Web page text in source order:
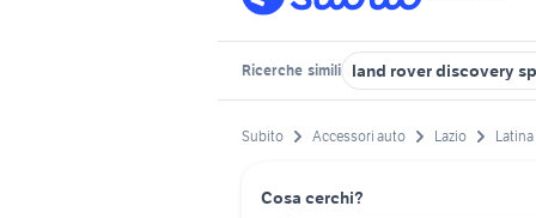
Ricerche simili land rover discovery
Subito Accessori auto Lazio
Cosa cerchi?